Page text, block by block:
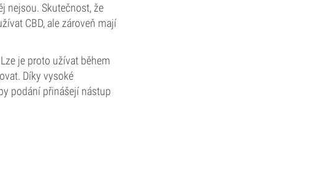
nejsou. Skutečnost, že
CBD, ale zároveň mají
je proto užívat během
Díky vysoké
podání přinášejí nástup